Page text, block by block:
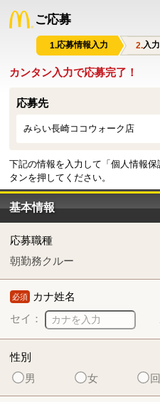
ご応募
応募情報入力 入
カンタン入力で応募完了！
応募先
みらい長崎ココウォーク店
下記の情報を入力して「個人情報
タンを押してください。
基本情報
応募職種
朝勤務クルー
必須 カナ姓名
セイ：
性別
男
女